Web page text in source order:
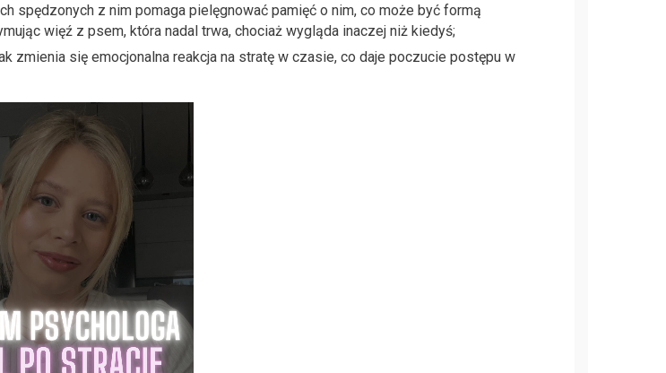
spędzonych z nim pomaga pielęgnować pamięć o nim, co może być formą
więź z psem, która nadal trwa, chociaż wygląda inaczej niż kiedyś;
zmienia się emocjonalna reakcja na stratę w czasie, co daje poczucie postępu w